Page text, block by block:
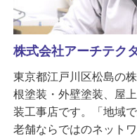
株式会社アーチテク
東京都江戸川区松島の
根塗装・外壁塗装、屋
装工事店です。「地域
老舗ならではのネット